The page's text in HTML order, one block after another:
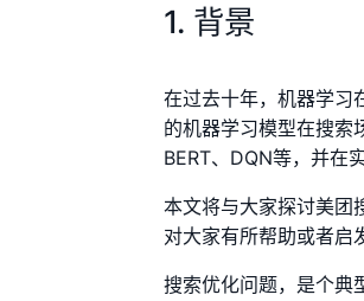
1. 背景
在过去十年，机器学习
的机器学习模型在搜索
BERT、DQN等，并在
本文将与大家探讨美团
对大家有所帮助或者启
搜索优化问题，是个典